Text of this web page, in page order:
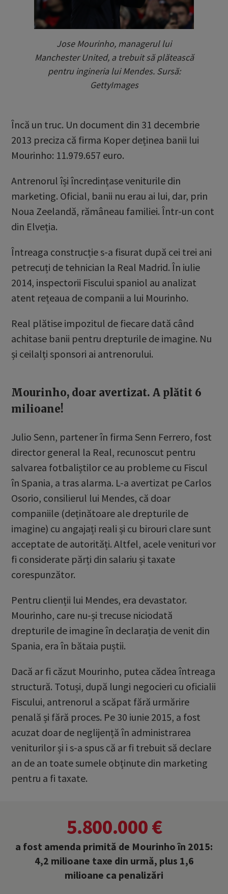
Jose Mourinho, managerul lui
Manchester United, a trebuit să plătească
pentru ingineria lui Mendes. Sursă:
GettyImages
Încă un truc. Un document din 31 decembrie
2013 preciza că firma Koper deținea banii lui
Mourinho: 11.979.657 euro.
Antrenorul își încredințase veniturile din
marketing. Oficial, banii nu erau ai lui, dar, prin
Noua Zeelandă, rămâneau familiei. Într-un cont
din Elveția.
Întreaga construcție s-a fisurat după cei trei ani
petrecuți de tehnician la Real Madrid. În iulie
2014, inspectorii Fiscului spaniol au analizat
atent rețeaua de companii a lui Mourinho.
Real plătise impozitul de fiecare dată când
achitase banii pentru drepturile de imagine. Nu
și ceilalți sponsori ai antrenorului.
Mourinho, doar avertizat. A plătit 6
milioane!
Julio Senn, partener în firma Senn Ferrero, fost
director general la Real, recunoscut pentru
salvarea fotbaliștilor ce au probleme cu Fiscul
în Spania, a tras alarma. L-a avertizat pe Carlos
Osorio, consilierul lui Mendes, că doar
companiile (deținătoare ale drepturile de
imagine) cu angajați reali și cu birouri clare sunt
acceptate de autorități. Altfel, acele venituri vor
fi considerate părți din salariu și taxate
corespunzător.
Pentru clienții lui Mendes, era devastator.
Mourinho, care nu-și trecuse niciodată
drepturile de imagine în declarația de venit din
Spania, era în bătaia puștii.
Dacă ar fi căzut Mourinho, putea cădea întreaga
structură. Totuși, după lungi negocieri cu oficialii
Fiscului, antrenorul a scăpat fără urmărire
penală și fără proces. Pe 30 iunie 2015, a fost
acuzat doar de neglijență în administrarea
veniturilor și i s-a spus că ar fi trebuit să declare
an de an toate sumele obținute din marketing
pentru a fi taxate.
5.800.000 €
a fost amenda primită de Mourinho în 2015:
4,2 milioane taxe din urmă, plus 1,6
milioane ca penalizări